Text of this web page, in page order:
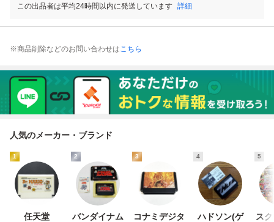
この出品者は平均24時間以内に発送しています 詳細
※商品削除などのお問い合わせはこちら
人気のメーカー・ブランド
1
任天堂
2
バンダイナム
3
コナミデジタ
4
ハドソン(ゲ
5
ス